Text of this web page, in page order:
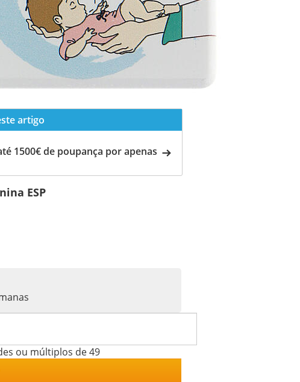
artigo
1500€ de poupança por apenas
ESP
ou múltiplos de 49